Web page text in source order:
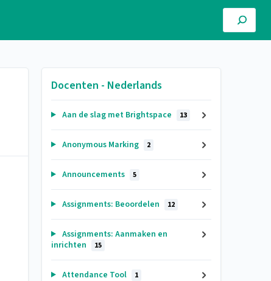
Docenten - Nederlands
Aan de slag met Brightspace 13
Anonymous Marking 2
Announcements 5
Assignments: Beoordelen 12
Assignments: Aanmaken en
inrichten
15
Attendance Tool 1